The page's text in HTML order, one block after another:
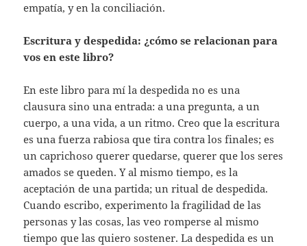
empatía, y en la conciliación.
Escritura y despedida: ¿cómo se relacionan para
vos en este libro?
En este libro para mí la despedida no es una
clausura sino una entrada: a una pregunta, a un
cuerpo, a una vida, a un ritmo. Creo que la escritura
es una fuerza rabiosa que tira contra los finales; es
un caprichoso querer quedarse, querer que los seres
amados se queden. Y al mismo tiempo, es la
aceptación de una partida; un ritual de despedida.
Cuando escribo, experimento la fragilidad de las
personas y las cosas, las veo romperse al mismo
tiempo que las quiero sostener. La despedida es un